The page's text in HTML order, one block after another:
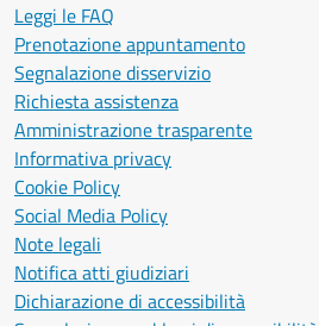
Leggi le FAQ
Prenotazione appuntamento
Segnalazione disservizio
Richiesta assistenza
Amministrazione trasparente
Informativa privacy
Cookie Policy
Social Media Policy
Note legali
Notifica atti giudiziari
Dichiarazione di accessibilità